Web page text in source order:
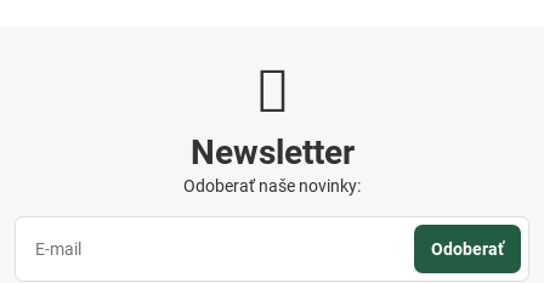
Newsletter
Odoberať naše novinky:
Odoberať